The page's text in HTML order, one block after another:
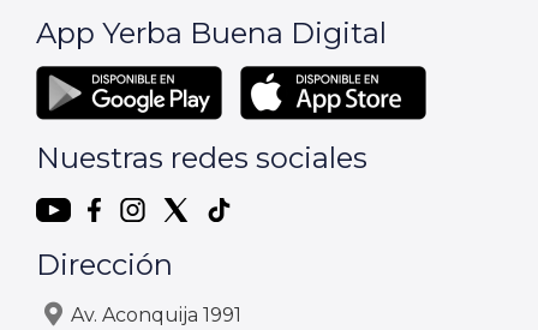
App Yerba Buena Digital
Nuestras redes sociales
Dirección
Av. Aconquija 1991